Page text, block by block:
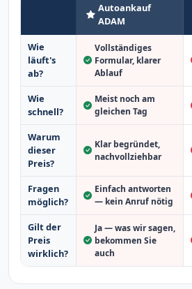
Autoankauf
ADAM
Wie
läuft's
ab?
Vollständiges
Formular, klarer
Ablauf
Wie
schnell?
Meist noch am
gleichen Tag
Warum
dieser
Preis?
Klar begründet,
nachvollziehbar
Fragen
möglich?
Einfach antworten
— kein Anruf nötig
Gilt der
Preis
wirklich?
Ja — was wir sagen,
bekommen Sie
auch